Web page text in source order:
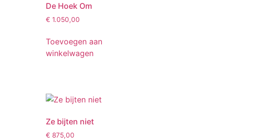
De Hoek Om
€ 1.050,00
Toevoegen aan
winkelwagen
Ze bijten niet
€ 875,00